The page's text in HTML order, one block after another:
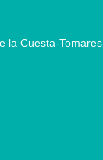
la Cuesta-Tomares